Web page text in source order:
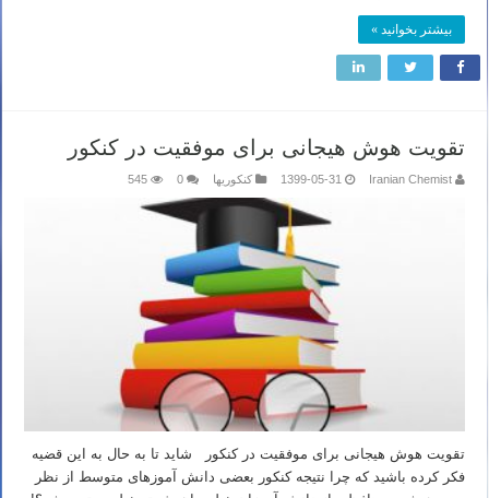
بیشتر بخوانید »
تقویت هوش هیجانی برای موفقیت در کنکور
Iranian Chemist
1399-05-31 کنکوریها 0
545
تقویت هوش هیجانی برای موفقیت در کنکور شاید تا به حال به این قضیه
فکر کرده باشید که چرا نتیجه کنکور بعضی دانش آموزهای متوسط از نظر